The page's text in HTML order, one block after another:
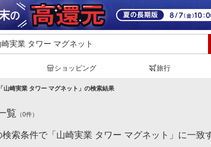
ショッピング 旅行
「 山崎実業 タワー マグネット 」の検索結果
覧 （0件）
検索条件で「山崎実業 タワー マグネット」に一致